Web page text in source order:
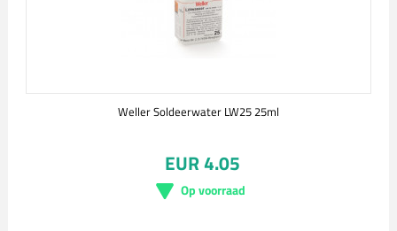
Weller Soldeerwater LW25 25ml
EUR 4.05
Op voorraad